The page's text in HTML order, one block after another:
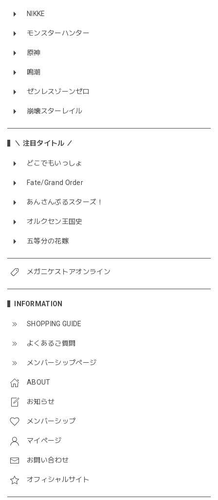
NIKKE
モンスターハンター
原神
鳴潮
ゼンレスゾーンゼロ
崩壊スターレイル
＼ 注目タイトル ／
どこでもいっしょ
Fate/Grand Order
あんさんぶるスターズ！
オルクセン王国史
五等分の花嫁
メガニケストアオンライン
INFORMATION
SHOPPING GUIDE
よくあるご質問
メンバーシップページ
ABOUT
お知らせ
メンバーシップ
マイページ
お問い合わせ
オフィシャルサイト